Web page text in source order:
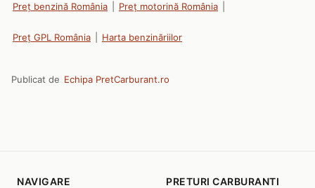
Preț benzină România Preț motorină România
Preț GPL România Harta benzinăriilor
Publicat de Echipa PretCarburant.ro
NAVIGARE PRETURI CARBURANTI